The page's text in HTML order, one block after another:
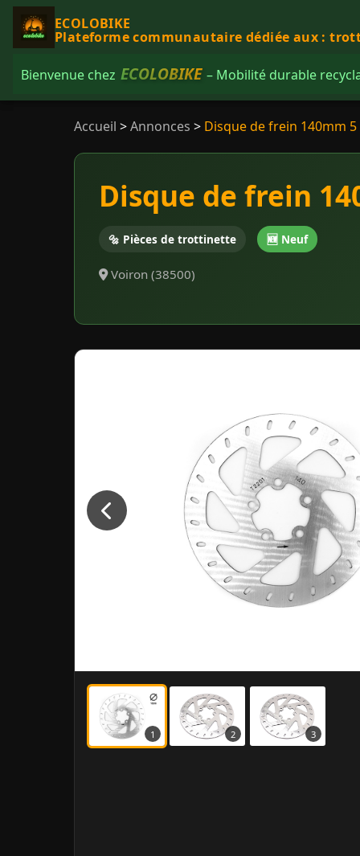
ECOLOBIKE
Plateforme communautaire dédiée aux :
Bienvenue chez ECOLOBIKE – Mobilité durable
Accueil >Annonces > Disque de frein 140mm
Disque de frein
🔩 Pièces de trottinette 🆕 Neuf
Voiron (38500)
1 2 3